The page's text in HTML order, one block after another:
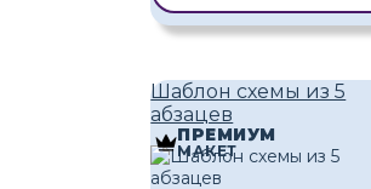
Шаблон схемы из 5
абзацев
ПРЕМИУМ
МАКЕТ